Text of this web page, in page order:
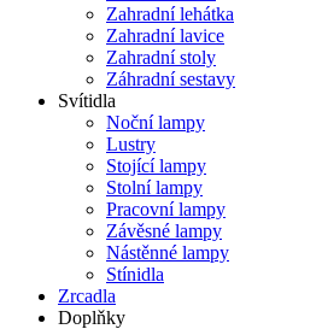
Zahradní lehátka
Zahradní lavice
Zahradní stoly
Záhradní sestavy
Svítidla
Noční lampy
Lustry
Stojící lampy
Stolní lampy
Pracovní lampy
Závěsné lampy
Nástěnné lampy
Stínidla
Zrcadla
Doplňky